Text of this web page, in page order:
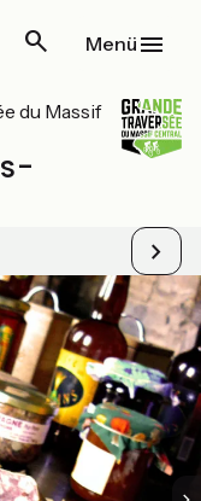
Menü
du Massif